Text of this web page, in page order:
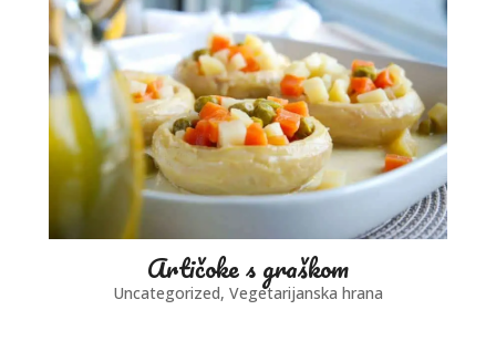
Artičoke s graškom
Uncategorized, Vegetarijanska hrana